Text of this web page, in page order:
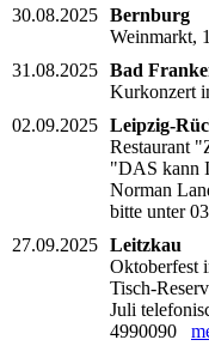
30.08.2025 Bernburg
Weinmarkt,
31.08.2025 Bad
Kurkonzert
02.09.2025 Leipzig-
Restaurant
"DAS kann
Norman
bitte unter
27.09.2025 Leitzkau
Oktoberfest
Tisch-
Juli
4990090